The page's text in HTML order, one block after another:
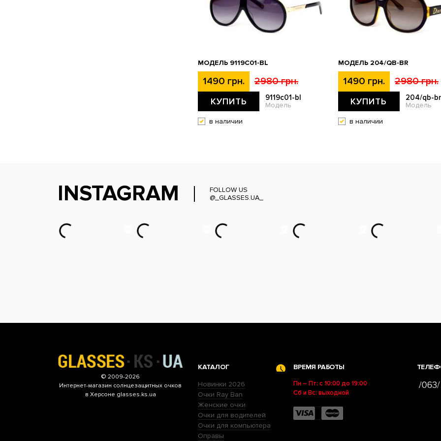
МОДЕЛЬ 9119С01-BL
1490 грн. 2980 грн.
КУПИТЬ 9119с01-bl
Модель
в наличии
МОДЕЛЬ 204/QB-BR
1490 грн. 2980 грн.
КУПИТЬ 204/qb-br
Модель
в наличии
INSTAGRAM
FOLLOW US
@_GLASSES.UA_
© 2009-2026
Интернет-магазин солнцезащитных очков
в Херсоне glasses.ks.ua
КАТАЛОГ
Новинки 2026
Очки Ray Ban
Женские очки
Очки для водителей
Очки для компьютера
Оправы
ВРЕМЯ РАБОТЫ
Пн – Пт: с 10:00 до 19:00
Сб и Вс: выходной